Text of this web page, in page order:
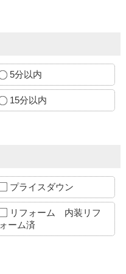
5分以内
15分以内
プライスダウン
リフォーム 内装リフ
ォーム済